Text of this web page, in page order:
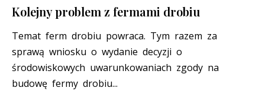
Kolejny problem z fermami drobiu
Temat ferm drobiu powraca. Tym razem za
sprawą wniosku o wydanie decyzji o
środowiskowych uwarunkowaniach zgody na
budowę fermy drobiu...